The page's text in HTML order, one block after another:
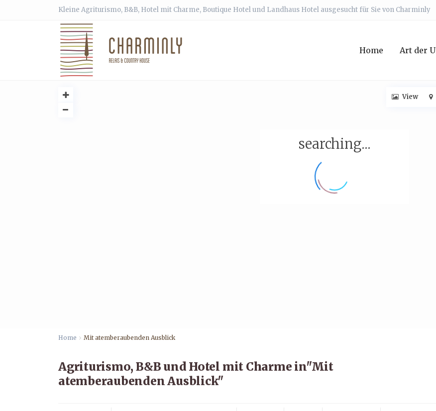
Kleine Agriturismo, B&B, Hotel mit Charme, Boutique Hotel und Landhaus Hotel ausgesucht für Sie von Charminly
Home Art der
searching...
View
Home Mit atemberaubenden Ausblick
Agriturismo, B&B und Hotel mit Charme in"Mit
atemberaubenden Ausblick"